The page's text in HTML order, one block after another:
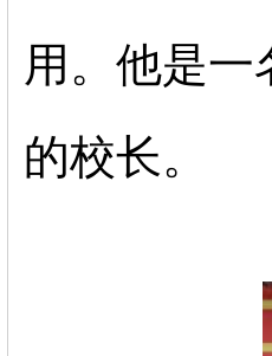
用。他是
的校长。